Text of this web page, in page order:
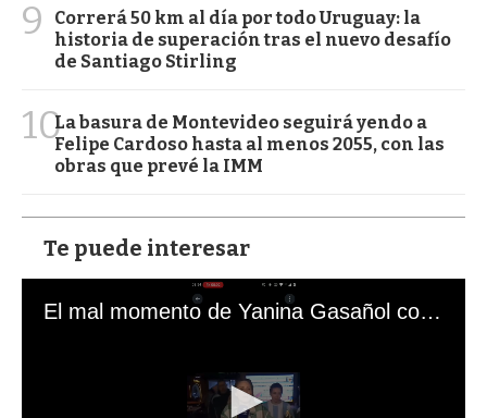
9
Correrá 50 km al día por todo Uruguay: la
historia de superación tras el nuevo desafío
de Santiago Stirling
10La basura de Montevideo seguirá yendo a
Felipe Cardoso hasta al menos 2055, con las
obras que prevé la IMM
Te puede interesar
El mal momento de Yanina Gasañol con un hincha argentino en "Subrayado"